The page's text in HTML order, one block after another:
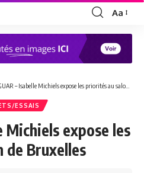
la
police
Aa
– Isabelle Michiels expose les priorités au salon de Bruxelles
ESSAIS
Michiels expose les
de Bruxelles